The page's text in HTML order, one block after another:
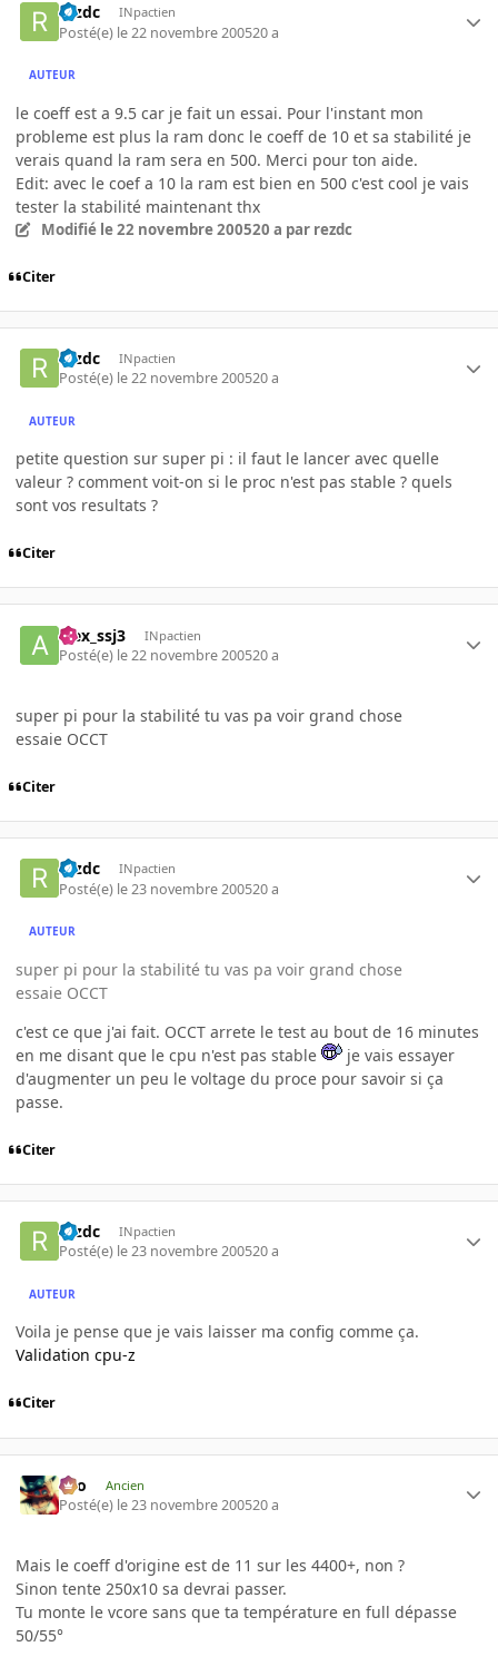
rezdc INpactien
Posté(e) le 22 novembre 200520 a
AUTEUR
le coeff est a 9.5 car je fait un essai. Pour l'instant mon
probleme est plus la ram donc le coeff de 10 et sa stabilité je
verais quand la ram sera en 500. Merci pour ton aide.
Edit: avec le coef a 10 la ram est bien en 500 c'est cool je vais
tester la stabilité maintenant thx
Modifié le 22 novembre 200520 a par rezdc
Citer
rezdc INpactien
Posté(e) le 22 novembre 200520 a
AUTEUR
petite question sur super pi : il faut le lancer avec quelle
valeur ? comment voit-on si le proc n'est pas stable ? quels
sont vos resultats ?
Citer
alex_ssj3 INpactien
Posté(e) le 22 novembre 200520 a
super pi pour la stabilité tu vas pa voir grand chose
essaie OCCT
Citer
rezdc INpactien
Posté(e) le 23 novembre 200520 a
AUTEUR
super pi pour la stabilité tu vas pa voir grand chose
essaie OCCT
c'est ce que j'ai fait. OCCT arrete le test au bout de 16 minutes
en me disant que le cpu n'est pas stable
je vais essayer
d'augmenter un peu le voltage du proce pour savoir si ça
passe.
Citer
rezdc INpactien
Posté(e) le 23 novembre 200520 a
AUTEUR
Voila je pense que je vais laisser ma config comme ça.
Validation cpu-z
Citer
eYo Ancien
Posté(e) le 23 novembre 200520 a
Mais le coeff d'origine est de 11 sur les 4400+, non ?
Sinon tente 250x10 sa devrai passer.
Tu monte le vcore sans que ta température en full dépasse
50/55°